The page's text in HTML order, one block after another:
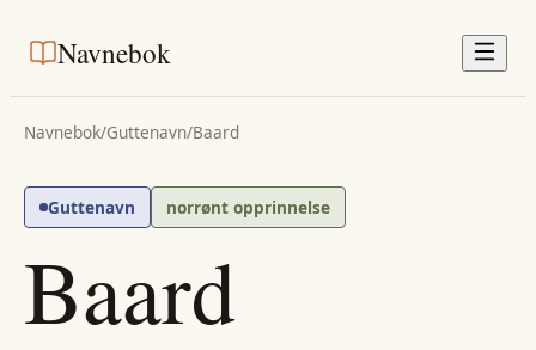
Navnebok
Navnebok/Guttenavn/Baard
Guttenavn norrønt opprinnelse
Baard